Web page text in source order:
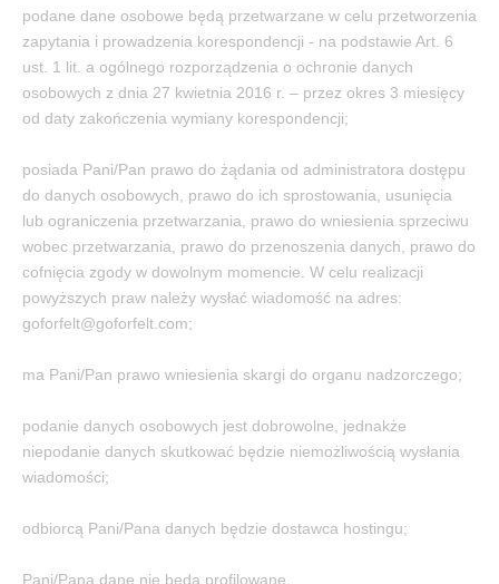
podane dane osobowe będą przetwarzane w celu przetworzenia
zapytania i prowadzenia korespondencji - na podstawie Art. 6
ust. 1 lit. a ogólnego rozporządzenia o ochronie danych
osobowych z dnia 27 kwietnia 2016 r. – przez okres 3 miesięcy
od daty zakończenia wymiany korespondencji;
posiada Pani/Pan prawo do żądania od administratora dostępu
do danych osobowych, prawo do ich sprostowania, usunięcia
lub ograniczenia przetwarzania, prawo do wniesienia sprzeciwu
wobec przetwarzania, prawo do przenoszenia danych, prawo do
cofnięcia zgody w dowolnym momencie. W celu realizacji
powyższych praw należy wysłać wiadomość na adres:
goforfelt@goforfelt.com;
ma Pani/Pan prawo wniesienia skargi do organu nadzorczego;
podanie danych osobowych jest dobrowolne, jednakże
niepodanie danych skutkować będzie niemożliwością wysłania
wiadomości;
odbiorcą Pani/Pana danych będzie dostawca hostingu;
Pani/Pana dane nie będą profilowane.